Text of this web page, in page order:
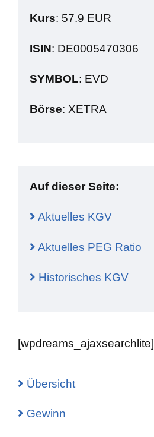
Kurs: 57.9 EUR
ISIN: DE0005470306
SYMBOL: EVD
Börse: XETRA
Auf dieser Seite:
Aktuelles KGV
Aktuelles PEG Ratio
Historisches KGV
[wpdreams_ajaxsearchlite]
Übersicht
Gewinn